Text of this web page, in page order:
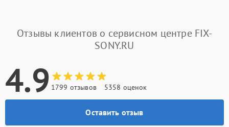
Отзывы клиентов о сервисном центре FIX-
SONY.RU
4.9 1799 отзывов 5358 оценок
Оставить отзыв